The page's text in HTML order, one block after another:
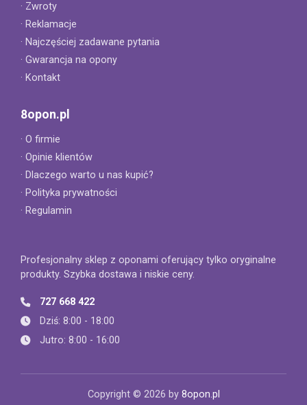
· Zwroty
· Reklamacje
· Najczęściej zadawane pytania
· Gwarancja na opony
· Kontakt
8opon.pl
· O firmie
· Opinie klientów
· Dlaczego warto u nas kupić?
· Polityka prywatności
· Regulamin
Profesjonalny sklep z oponami oferujący tylko oryginalne
produkty. Szybka dostawa i niskie ceny.
727 668 422
Dziś: 8:00 - 18:00
Jutro: 8:00 - 16:00
Copyright © 2026 by 8opon.pl